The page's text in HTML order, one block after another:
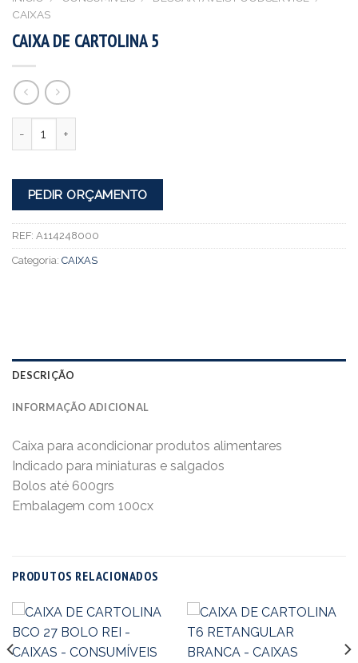
CAIXAS
CAIXA DE CARTOLINA 5
PEDIR ORÇAMENTO
REF: A114248000
Categoria: CAIXAS
DESCRIÇÃO
INFORMAÇÃO ADICIONAL
Caixa para acondicionar produtos alimentares
Indicado para miniaturas e salgados
Bolos até 600grs
Embalagem com 100cx
PRODUTOS RELACIONADOS